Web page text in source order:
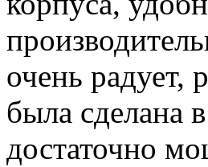
очень радует,
была сделана
достаточно